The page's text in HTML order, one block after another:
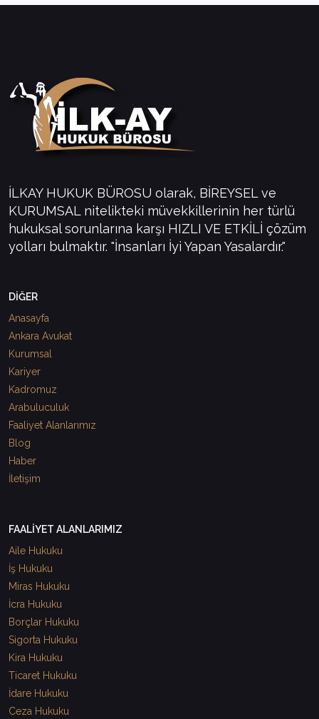
İLKAY HUKUK BÜROSU olarak, BİREYSEL ve
KURUMSAL nitelikteki müvekkillerinin her türlü
hukuksal sorunlarına karşı HIZLI VE ETKİLİ çözüm
yolları bulmaktır. "İnsanları İyi Yapan Yasalardır."
DİĞER
Anasayfa
Ankara Avukat
Kurumsal
Kariyer
Kadromuz
Arabuluculuk
Faaliyet Alanlarımız
Blog
Haber
İletişim
FAALİYET ALANLARIMIZ
Aile Hukuku
İş Hukuku
Miras Hukuku
İcra Hukuku
Borçlar Hukuku
Sigorta Hukuku
Kira Hukuku
Ticaret Hukuku
İdare Hukuku
Ceza Hukuku